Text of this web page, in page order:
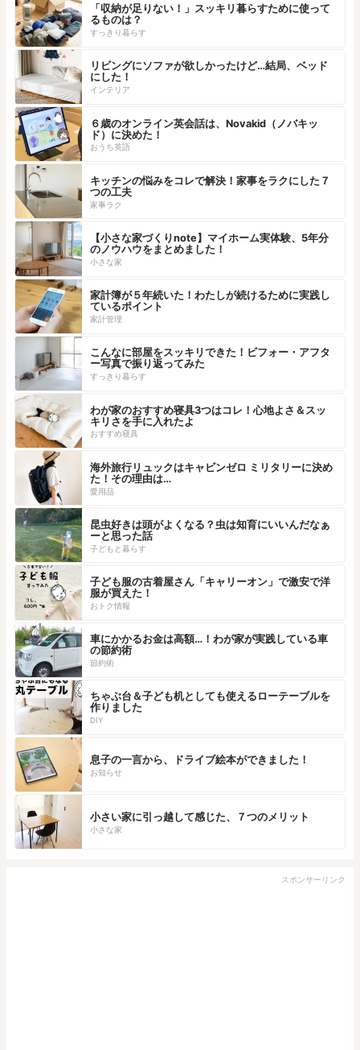
「収納が足りない！」スッキリ暮らすために使って
るものは？
すっきり暮らす
リビングにソファが欲しかったけど…結局、ベッド
にした！
インテリア
６歳のオンライン英会話は、Novakid（ノバキッ
ド）に決めた！
おうち英語
キッチンの悩みをコレで解決！家事をラクにした７
つの工夫
家事ラク
【小さな家づくりnote】マイホーム実体験、5年分
のノウハウをまとめました！
小さな家
家計簿が５年続いた！わたしが続けるために実践し
ているポイント
家計管理
こんなに部屋をスッキリできた！ビフォー・アフタ
ー写真で振り返ってみた
すっきり暮らす
わが家のおすすめ寝具3つはコレ！心地よさ＆スッ
キリさを手に入れたよ
おすすめ寝具
海外旅行リュックはキャビンゼロ ミリタリーに決め
た！その理由は…
愛用品
昆虫好きは頭がよくなる？虫は知育にいいんだなぁ
ーと思った話
子どもと暮らす
子ども服の古着屋さん「キャリーオン」で激安で洋
服が買えた！
おトク情報
車にかかるお金は高額…！わが家が実践している車
の節約術
節約術
ちゃぶ台＆子ども机としても使えるローテーブルを
作りました
DIY
息子の一言から、ドライブ絵本ができました！
お知らせ
小さい家に引っ越して感じた、７つのメリット
小さな家
スポンサーリンク